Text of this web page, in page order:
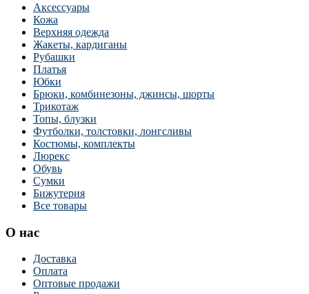
Аксессуары
Кожа
Верхняя одежда
Жакеты, кардиганы
Рубашки
Платья
Юбки
Брюки, комбинезоны, джинсы, шорты
Трикотаж
Топы, блузки
Футболки, толстовки, лонгсливы
Костюмы, комплекты
Люрекс
Обувь
Сумки
Бижутерия
Все товары
О нас
Доставка
Оплата
Оптовые продажи